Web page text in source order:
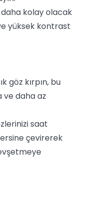
daha kolay olacak
yüksek kontrast
göz kırpın, bu
ve daha az
saat
çevirerek